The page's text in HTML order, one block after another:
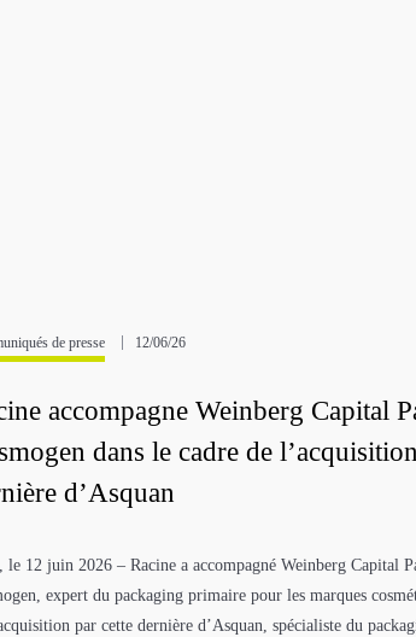
de presse 12/06/26
accompagne Weinberg Capital
dans le cadre de
d’Asquan
le 12 juin 2026 – Racine a accompagné Weinberg Capital
expert du packaging primaire pour les marques
par cette dernière d’Asquan, spécialiste du